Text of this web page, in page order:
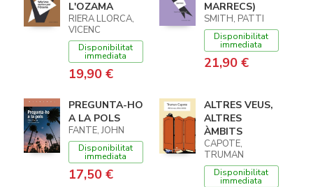
L'OZAMA
RIERA LLORCA,
VICENC
Disponibilitat
immediata
19,90 €
MARRECS)
SMITH, PATTI
Disponibilitat
immediata
21,90 €
PREGUNTA-HO
A LA POLS
FANTE, JOHN
Disponibilitat
immediata
17,50 €
ALTRES VEUS,
ALTRES
ÀMBITS
CAPOTE,
TRUMAN
Disponibilitat
immediata